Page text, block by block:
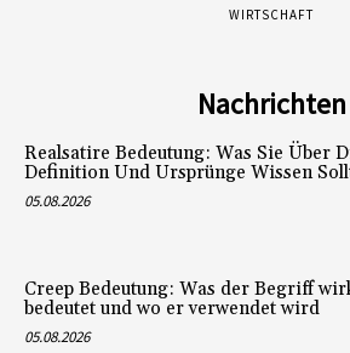
WIRTSCHAFT
Nachrichten
Realsatire Bedeutung: Was Sie Über
Definition Und Ursprünge Wissen
05.08.2026
Creep Bedeutung: Was der Begriff
bedeutet und wo er verwendet wird
05.08.2026